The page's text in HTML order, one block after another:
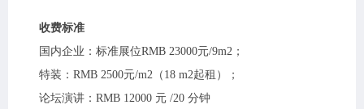
收费标准
国内企业：标准展位RMB 23000元/9m2；
特装：RMB 2500元/m2（18 m2起租）；
论坛演讲：RMB 12000 元 /20 分钟